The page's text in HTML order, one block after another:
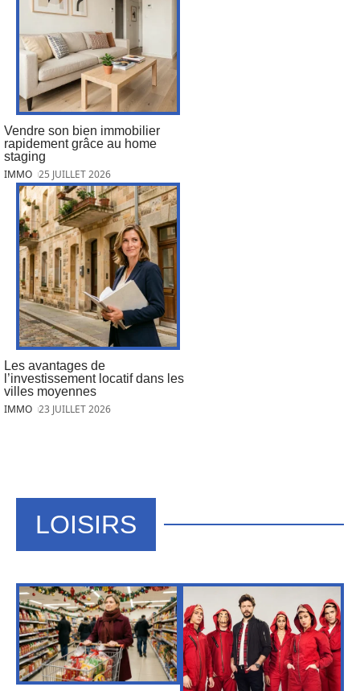
Vendre son bien immobilier
rapidement grâce au home
staging
IMMO 25 JUILLET 2026
Les avantages de
l’investissement locatif dans les
villes moyennes
IMMO 23 JUILLET 2026
LOISIRS